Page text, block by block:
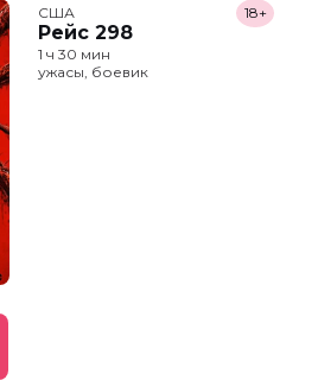
США
Рейс 298
18+
1 ч 30 мин
ужасы, боевик